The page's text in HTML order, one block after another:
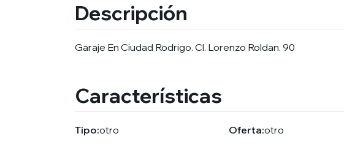
Descripción
Garaje En Ciudad Rodrigo. Cl. Lorenzo Roldan. 90
Características
Tipo:otro Oferta:otro